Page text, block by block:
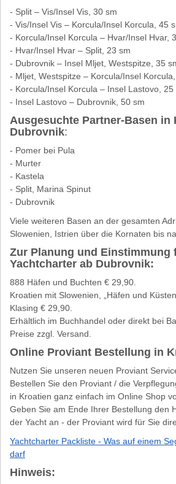
- Split – Vis/Insel Vis, 30 sm
- Vis/Insel Vis – Korcula/Insel Korcula, 45
- Korcula/Insel Korcula – Hvar/Insel Hvar,
- Hvar/Insel Hvar – Split, 23 sm
- Dubrovnik – Insel Mljet, Westspitze, 35
- Mljet, Westspitze – Korcula/Insel
- Korcula/Insel Korcula – Insel Lastovo, 25
- Insel Lastovo – Dubrovnik, 50 sm
Ausgesuchte Partner-Basen in
Dubrovnik:
- Pomer bei Pula
- Murter
- Kastela
- Split, Marina Spinut
- Dubrovnik
Viele weiteren Basen an der gesamten
Slowenien, Istrien über die Kornaten bis
Zur Planung und Einstimmung
Yachtcharter ab Dubrovnik:
888 Häfen und Buchten € 29,90.
Kroatien mit Slowenien, „Häfen und
Klasing € 29,90.
Erhältlich im Buchhandel oder direkt bei
Preise zzgl. Versand.
Online Proviant Bestellung in
Nutzen Sie unseren neuen Proviant
Bestellen Sie den Proviant / die
in Kroatien ganz einfach im Online Shop
Geben Sie am Ende Ihrer Bestellung den
der Yacht an - der Proviant wird für Sie
Yachtcharter Packliste - Was auf einem
darf
Hinweis: